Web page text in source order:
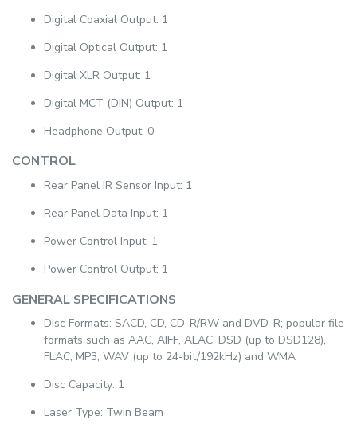
Digital Coaxial Output: 1
Digital Optical Output: 1
Digital XLR Output: 1
Digital MCT (DIN) Output: 1
Headphone Output: 0
CONTROL
Rear Panel IR Sensor Input: 1
Rear Panel Data Input: 1
Power Control Input: 1
Power Control Output: 1
GENERAL SPECIFICATIONS
Disc Formats: SACD, CD, CD-R/RW and DVD-R; popular file
formats such as AAC, AIFF, ALAC, DSD (up to DSD128),
FLAC, MP3, WAV (up to 24-bit/192kHz) and WMA
Disc Capacity: 1
Laser Type: Twin Beam